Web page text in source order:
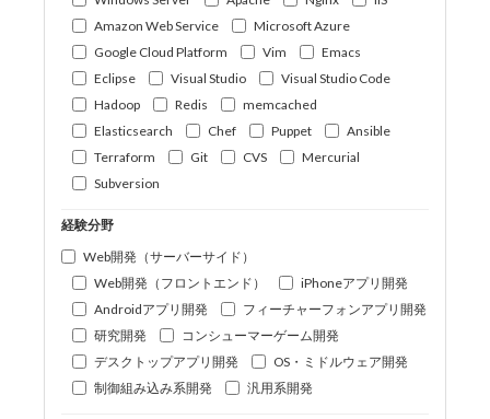
Amazon Web Service
Microsoft Azure
Google Cloud Platform
Vim
Emacs
Eclipse
Visual Studio
Visual Studio Code
Hadoop
Redis
memcached
Elasticsearch
Chef Puppet
Ansible
Terraform
Git CVS
Mercurial
Subversion
経験分野
Web開発（サーバーサイド）
Web開発（フロントエンド）
iPhoneアプリ開発
Androidアプリ開発
フィーチャーフォンアプリ開発
研究開発
コンシューマーゲーム開発
デスクトップアプリ開発
OS・ミドルウェア開発
制御組み込み系開発
汎用系開発